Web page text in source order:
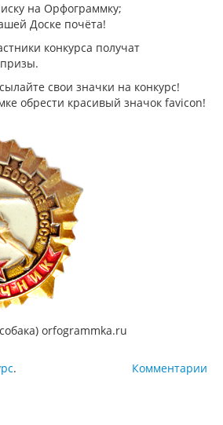
на Орфограммку;
Доске почёта!
конкурса получат
свои значки на конкурс!
обрести красивый значок favicon!
orfogrammka.ru
Комментарии
.